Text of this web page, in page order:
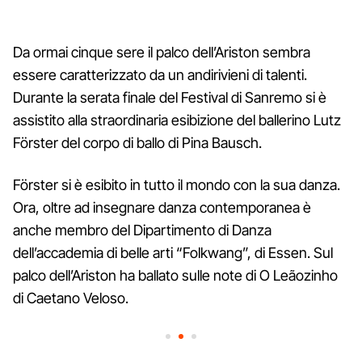
Da ormai cinque sere il palco dell’Ariston sembra
essere caratterizzato da un andirivieni di talenti.
Durante la serata finale del Festival di Sanremo si è
assistito alla straordinaria esibizione del ballerino Lutz
Förster del corpo di ballo di Pina Bausch.
Förster si è esibito in tutto il mondo con la sua danza.
Ora, oltre ad insegnare danza contemporanea è
anche membro del Dipartimento di Danza
dell’accademia di belle arti “Folkwang”, di Essen. Sul
palco dell’Ariston ha ballato sulle note di O Leãozinho
di Caetano Veloso.